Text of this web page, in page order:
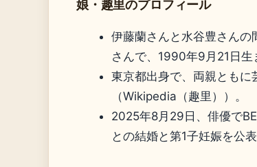
娘・趣里のプロフィール
伊藤蘭さんと水谷豊さんの
さんで、1990年9月21日生
東京都出身で、両親ともに
（Wikipedia（趣里））。
2025年8月29日、俳優で
との結婚と第1子妊娠を公